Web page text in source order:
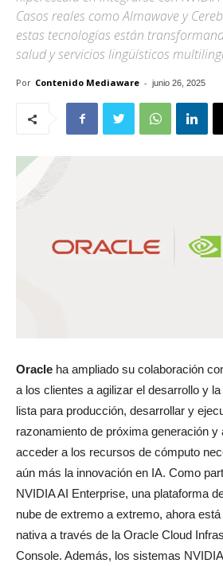
Casos reales como Almawave y
estas tecnologías están
salud y servicios lingüísticos
Por Contenido Mediaware - junio 26, 2025
Oracle ha ampliado su colaboración
a los clientes a agilizar el desarrollo y
lista para producción, desarrollar y
razonamiento de próxima generación y
acceder a los recursos de cómputo
aún más la innovación en IA. Como
NVIDIA AI Enterprise, una plataforma
nube de extremo a extremo, ahora
nativa a través de la Oracle Cloud
Console. Además, los sistemas